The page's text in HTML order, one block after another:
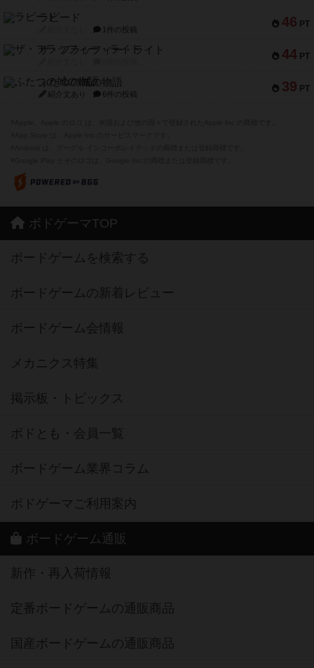
46 PT
ラピード
1件の投稿
44 PT
ザ・フラッフィー・ライト
39 PT
ふたつの城の物語
紹介文あり 6件の投稿
ボドゲーマTOP
ボードゲームを検索する
ボードゲームの新着レビュー
ボードゲーム会情報
メカニクス特集
掲示板・トピックス
ボドとも・会員一覧
ボードゲーム業界コラム
ボドゲーマご利用案内
ボードゲーム通販
新作・再入荷情報
定番ボードゲームの通販商品
国産ボードゲームの通販商品